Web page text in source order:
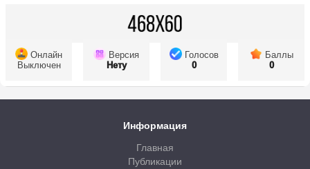
Онлайн
Выключен
Версия
Нету
Голосов
0
Баллы
0
Информация
Главная
Публикации